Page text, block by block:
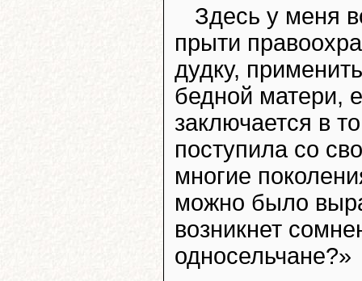
Здесь у меня
прыти
дудку,
бедной матери,
заключается в
поступила со
многие
можно было
возникнет
односельчане?»